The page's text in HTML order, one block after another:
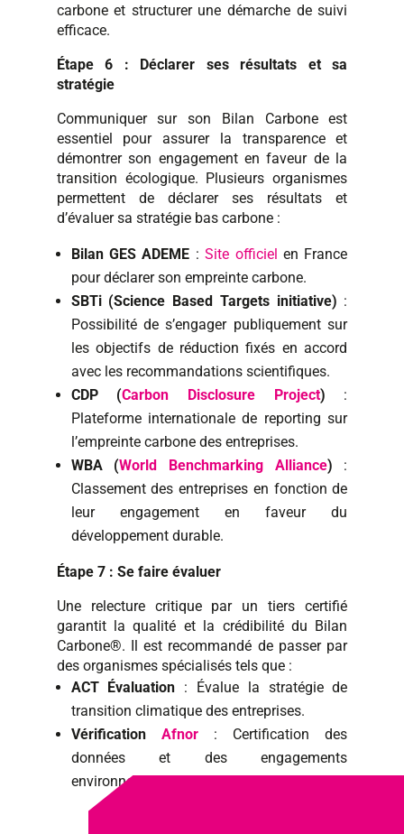
carbone et structurer une démarche de suivi
efficace.
Étape 6 : Déclarer ses résultats et sa
stratégie
Communiquer sur son Bilan Carbone est
essentiel pour assurer la transparence et
démontrer son engagement en faveur de la
transition écologique. Plusieurs organismes
permettent de déclarer ses résultats et
d’évaluer sa stratégie bas carbone :
Bilan GES ADEME :Site officiel en France
pour déclarer son empreinte carbone.
SBTi (Science Based Targets initiative) :
Possibilité de s’engager publiquement sur
les objectifs de réduction fixés en accord
avec les recommandations scientifiques.
CDP (Carbon Disclosure Project) :
Plateforme internationale de reporting sur
l’empreinte carbone des entreprises.
WBA (World Benchmarking Alliance) :
Classement des entreprises en fonction de
leur engagement en faveur du
développement durable.
Étape 7 : Se faire évaluer
Une relecture critique par un tiers certifié
garantit la qualité et la crédibilité du Bilan
Carbone®. Il est recommandé de passer par
des organismes spécialisés tels que :
ACT Évaluation : Évalue la stratégie de
transition climatique des entreprises.
Vérification Afnor: Certification des
données et des engagements
environnementaux.